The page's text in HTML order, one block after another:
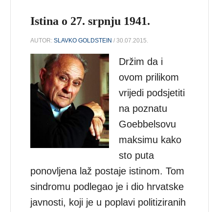
Istina o 27. srpnju 1941.
AUTOR:SLAVKO GOLDSTEIN / 30.07.2015.
Držim da i
ovom prilikom
vrijedi podsjetiti
na poznatu
Goebbelsovu
maksimu kako
sto puta
ponovljena laž postaje istinom. Tom
sindromu podlegao je i dio hrvatske
javnosti, koji je u poplavi politiziranih